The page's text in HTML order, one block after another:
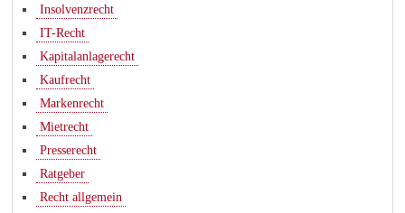
Insolvenzrecht
IT-Recht
Kapitalanlagerecht
Kaufrecht
Markenrecht
Mietrecht
Presserecht
Ratgeber
Recht allgemein